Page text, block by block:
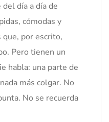
día a día de
cómodas y
por escrito,
Pero tienen un
habla: una parte de
más colgar. No
No se recuerda